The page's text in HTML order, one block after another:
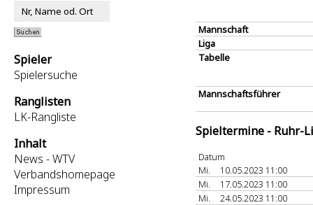
Spieler
Spielersuche
Ranglisten
LK-Rangliste
Inhalt
News - WTV
Verbandshomepage
Impressum
Mannschaft
Liga
Tabelle
Mannschaftsführer
Spieltermine - Ruhr-
Datum
Mi.
10.05.2023 11:00
Mi.
17.05.2023 11:00
Mi.
24.05.2023 11:00